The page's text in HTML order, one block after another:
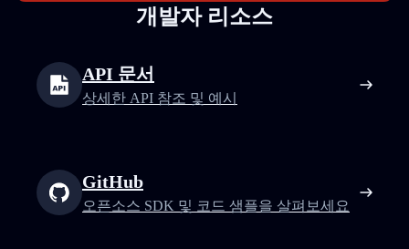
개발자 리소스
API 문서
상세한 API 참조 및 예시
GitHub
오픈소스 SDK 및 코드 샘플을 살펴보세요